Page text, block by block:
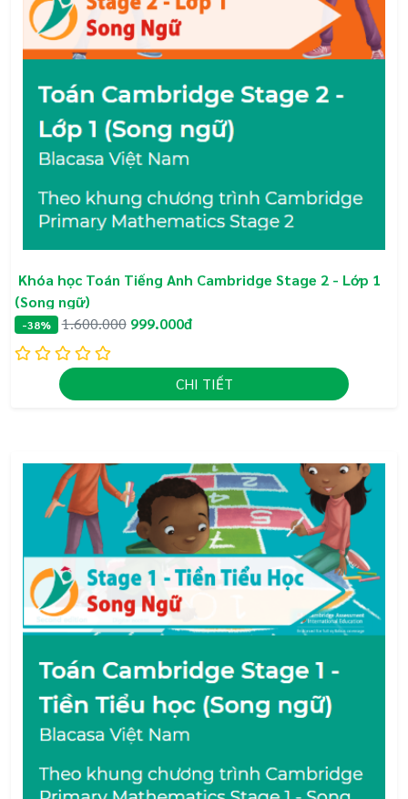
Khóa học Toán Tiếng Anh Cambridge Stage 2 - Lớp 1
(Song ngữ)
-38% 1.600.000 999.000đ
CHI TIẾT